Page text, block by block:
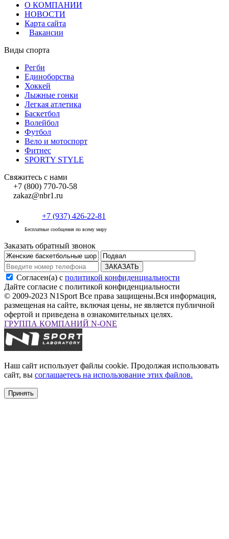
О КОМПАНИИ
НОВОСТИ
Карта сайта
Вакансии
Виды спорта
Регби
Единоборства
Хоккей
Лыжные гонки
Легкая атлетика
Баскетбол
Волейбол
Футбол
Вело и мотоспорт
Фитнес
SPORTY STYLE
Свяжитесь с нами
+7 (800) 770-70-58
zakaz@nbr1.ru
+7 (937) 426-22-81
Бесплатные сообщения по всему миру
Заказать обратный звонок
ЗАКАЗАТЬ
Согласен(а) с политикой конфиденциальности
Дайте согласие с политикой конфиденциальности
© 2009-2023 N1Sport Все права защищены.Вся информация,
размещеная на сайте, включая цены, не является публичной
офертой и приведена в ознакомительных целях.
ГРУППА КОМПАНИЙ N-ONE
Наш сайт использует файлы cookie. Продолжая использовать
сайт, вы соглашаетесь на использование этих файлов.
Принять